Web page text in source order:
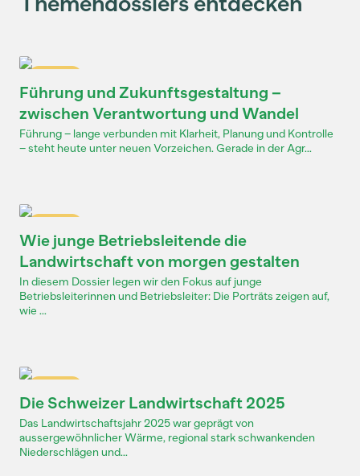
Führung und Zukunftsgestaltung –
zwischen Verantwortung und Wandel
Führung – lange verbunden mit Klarheit, Planung und Kontrolle
– steht heute unter neuen Vorzeichen. Gerade in der Agr...
Wie junge Betriebsleitende die
Landwirtschaft von morgen gestalten
In diesem Dossier legen wir den Fokus auf junge
Betriebsleiterinnen und Betriebsleiter: Die Porträts zeigen auf,
wie ...
Die Schweizer Landwirtschaft 2025
Das Landwirtschaftsjahr 2025 war geprägt von
aussergewöhnlicher Wärme, regional stark schwankenden
Niederschlägen und...